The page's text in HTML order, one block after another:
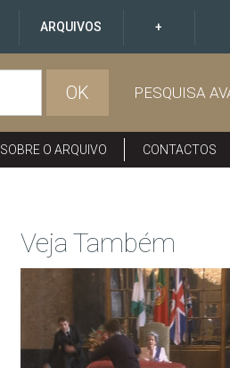
ARQUIVOS +
OK PESQUISA
SOBRE O ARQUIVO CONTACTOS
Veja Também